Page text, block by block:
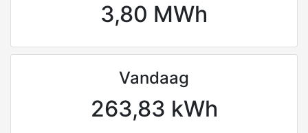
3,80 MWh
Vandaag
263,83 kWh